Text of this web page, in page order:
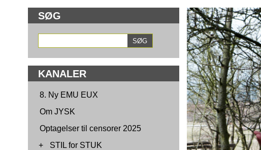
SØG
KANALER
8. Ny EMU EUX
Om JYSK
Optagelser til censorer 2025
+
STIL for STUK